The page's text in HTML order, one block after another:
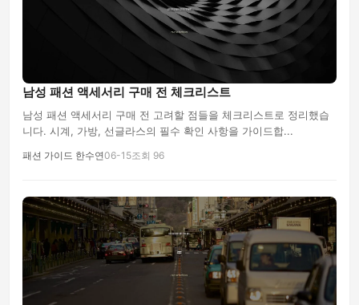
남성 패션 액세서리 구매 전 체크리스트
남성 패션 액세서리 구매 전 고려할 점들을 체크리스트로 정리했습
니다. 시계, 가방, 선글라스의 필수 확인 사항을 가이드합...
패션 가이드 한수연06-15조회 96